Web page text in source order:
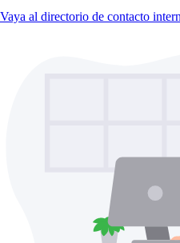
Vaya al directorio de contacto